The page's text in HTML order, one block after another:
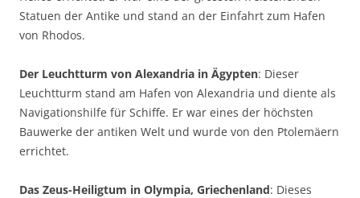
Statuen der Antike und stand an der Einfahrt zum Hafen
von Rhodos.
Der Leuchtturm von Alexandria in Ägypten: Dieser
Leuchtturm stand am Hafen von Alexandria und diente als
Navigationshilfe für Schiffe. Er war eines der höchsten
Bauwerke der antiken Welt und wurde von den Ptolemäern
errichtet.
Das Zeus-Heiligtum in Olympia, Griechenland: Dieses